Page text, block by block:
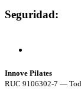
Seguridad:
Innove Pilates
RUC 9106302-7 —